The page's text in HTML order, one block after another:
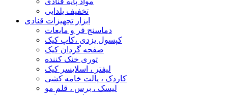
تخفیف یلدایی
ابزار تجهیزات قنادی
دماسنج فر و مایعات
کپسول یزدی ،کاپ کیک
صفحه گردان کیک
توری خنک کننده
لیفتر ، اسلایسر کیک
کاردک ، پالت خامه کشی
لیسک ، برس ، قلم مو